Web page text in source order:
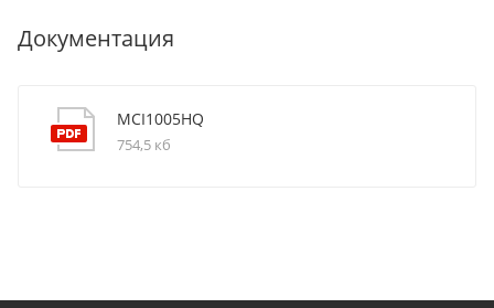
Документация
MCI1005HQ
754,5 кб